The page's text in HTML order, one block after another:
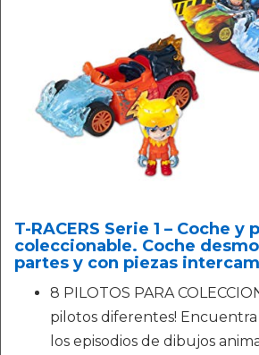
T-RACERS Serie 1 – Coche
coleccionable. Coche
partes y con piezas
8 PILOTOS PARA
pilotos diferentes!
los episodios de dibujos